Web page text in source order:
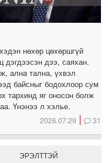
нөхөр цөхөршгүй
дэгдээсэн дээ, саяхан.
ална тална, үхвэл
байсныг бодохлоор сум
тархинд яг оносон болж
Үнэнээ л хэлье.
2026.07.29 31
ЭРЭЛТТЭЙ